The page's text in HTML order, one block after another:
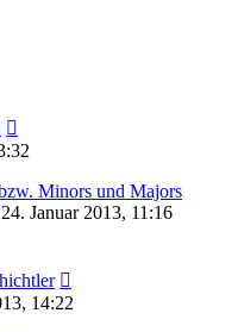
Minors und Majors
Januar 2013, 11:16
14:22